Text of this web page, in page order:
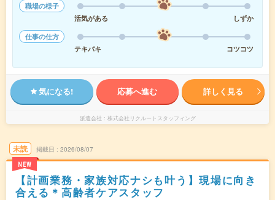
職場の様子
活気がある
しずか
仕事の仕方
テキパキ
コツコツ
気になる! 応募へ進む 詳しく見る
派遣会社 株式会社リクルートスタッフィング
未読
NEW
掲載日 2026/08/07
【計画業務・家族対応ナシも叶う】現場に向き
合える＊高齢者ケアスタッフ